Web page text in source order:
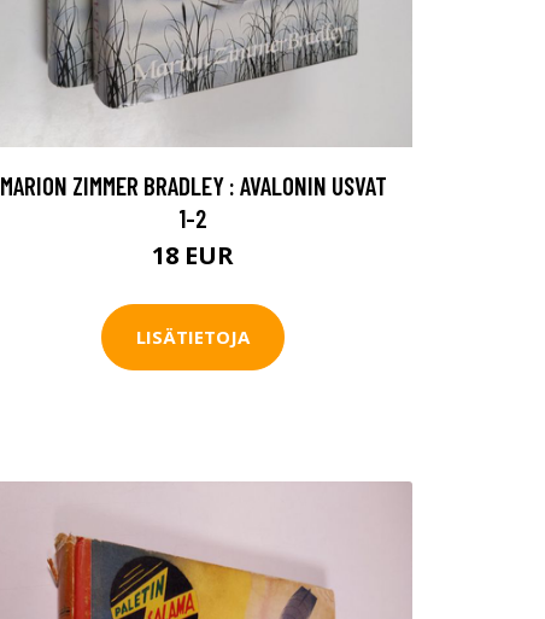
MARION ZIMMER BRADLEY : AVALONIN USVAT
1-2
18 EUR
LISÄTIETOJA